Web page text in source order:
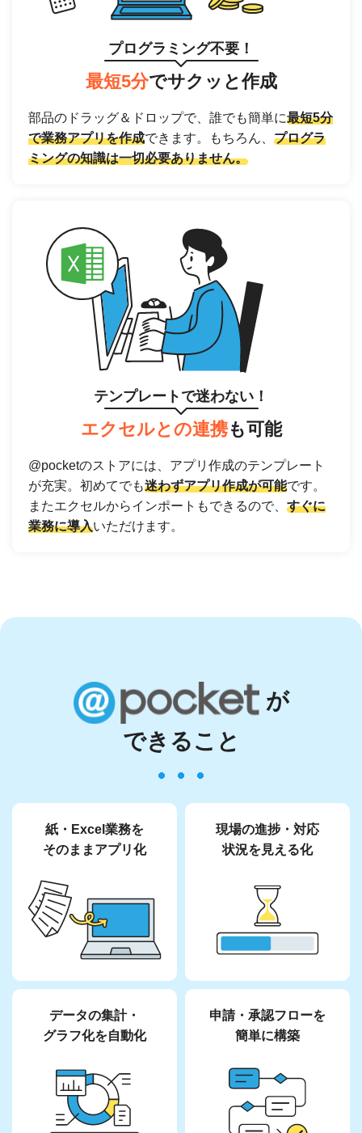
プログラミング不要！
最短5分でサクッと作成
部品のドラッグ＆ドロップで、誰でも簡単に最短5分
で業務アプリを作成できます。もちろん、 プログラ
ミングの知識は一切必要ありません。
テンプレートで迷わない！
エクセルとの連携も可能
@pocketのストアには、アプリ作成のテンプレート
が充実。初めてでも迷わずアプリ作成が可能です。
またエクセルからインポートもできるので、 すぐに
業務に導入いただけます。
が
できること
紙・Excel業務を
そのままアプリ化
現場の進捗・対応
状況を見える化
データの集計・
グラフ化を自動化
申請・承認フローを
簡単に構築